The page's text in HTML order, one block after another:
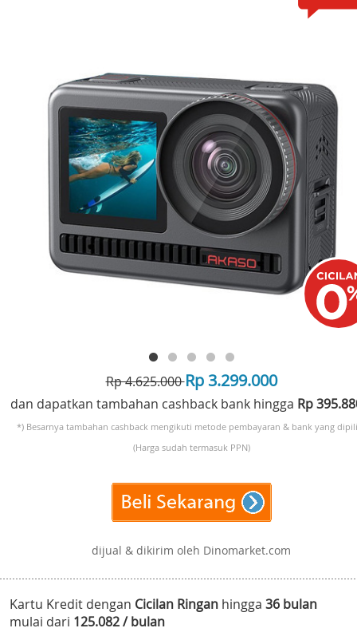
Rp 4.625.000Rp 3.299.000
dan dapatkan tambahan cashback bank hingga Rp
*) Besarnya tambahan cashback mengikuti metode pembayaran & bank yang
(Harga sudah termasuk PPN)
dijual & dikirim oleh Dinomarket.com
Kartu Kredit dengan Cicilan Ringan hingga 36 bulan
mulai dari 125.082 / bulan